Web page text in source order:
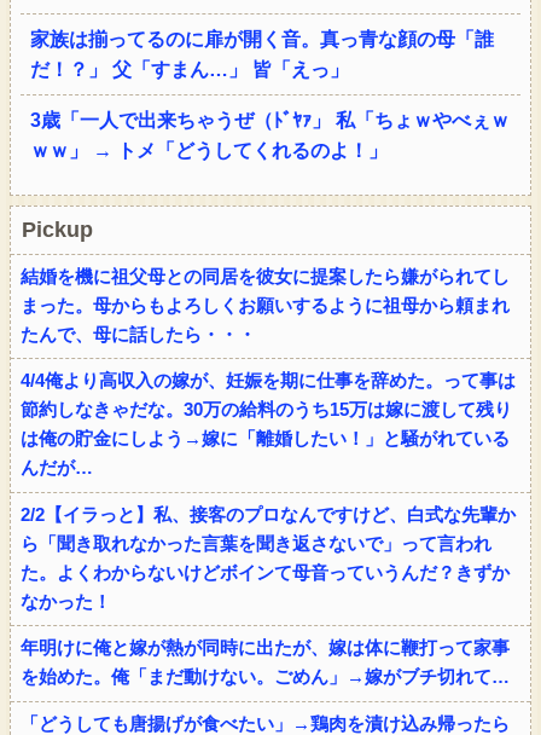
家族は揃ってるのに扉が開く音。真っ青な顔の母「誰
だ！？」 父「すまん…」 皆「えっ」
3歳「一人で出来ちゃうぜ（ﾄﾞﾔｧ」 私「ちょｗやべぇｗ
ｗｗ」 → トメ「どうしてくれるのよ！」
Pickup
結婚を機に祖父母との同居を彼女に提案したら嫌がられてし
まった。母からもよろしくお願いするように祖母から頼まれ
たんで、母に話したら・・・
4/4俺より高収入の嫁が、妊娠を期に仕事を辞めた。って事は
節約しなきゃだな。30万の給料のうち15万は嫁に渡して残り
は俺の貯金にしよう→嫁に「離婚したい！」と騒がれている
んだが…
2/2【イラっと】私、接客のプロなんですけど、白式な先輩か
ら「聞き取れなかった言葉を聞き返さないで」って言われ
た。よくわからないけどボインて母音っていうんだ？きずか
なかった！
年明けに俺と嫁が熱が同時に出たが、嫁は体に鞭打って家事
を始めた。俺「まだ動けない。ごめん」→嫁がブチ切れて…
「どうしても唐揚げが食べたい」→鶏肉を漬け込み帰ったら